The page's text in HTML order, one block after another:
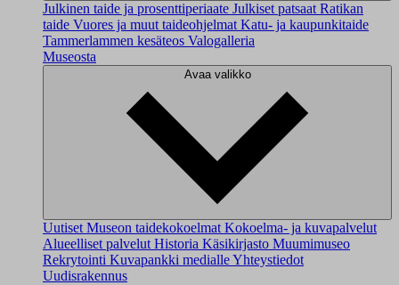
Julkinen taide ja prosenttiperiaate Julkiset patsaat Ratikan
taide Vuores ja muut taideohjelmat Katu- ja kaupunkitaide
Tammerlammen kesäteos Valogalleria
Museosta
Avaa valikko
Uutiset Museon taidekokoelmat Kokoelma- ja kuvapalvelut
Alueelliset palvelut Historia Käsikirjasto Muumimuseo
Rekrytointi Kuvapankki medialleYhteystiedot
Uudisrakennus